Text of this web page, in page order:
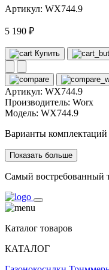
Артикул: WX744.9
5 190 ₽
Купить
Артикул: WX744.9
Производитель: Worx
Модель: WX744.9
Варианты комплектаций
Показать больше
Самый востребованный
Каталог товаров
КАТАЛОГ